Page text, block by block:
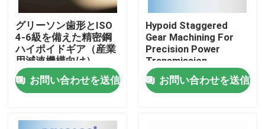
品質管理
連絡 ください
グリーソン歯形とISO
4-6級を備えた精密鋼
ハイポイドギア（産業
用減速機構向け）
お問い合わせを送信
Hypoid Staggered
Gear Machining For
Precision Power
Transmission
お問い合わせを送信